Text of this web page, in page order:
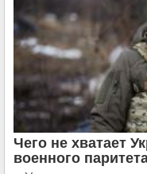
Чего не хватает
военного